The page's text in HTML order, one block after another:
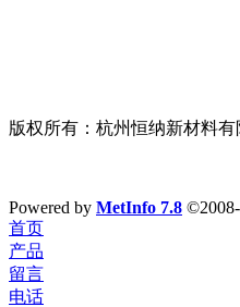
版权所有：杭州恒纳新材料有
Powered by MetInfo 7.8
首页
产品
留言
电话